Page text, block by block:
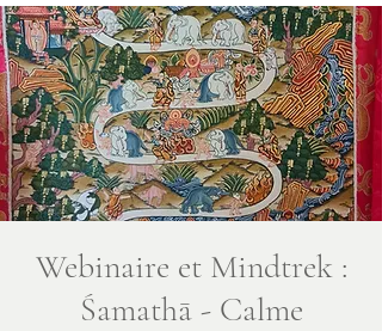
Webinaire et Mindtrek :
Śamathā - Calme